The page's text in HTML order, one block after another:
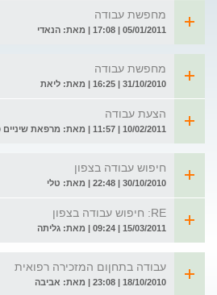
מחפשת עבודה
05/01/2011 | 17:08 | מאת: הנאדי
מחפשת עבודה
31/10/2010 | 16:25 | מאת: ליאת
הצעת עבודה
10/02/2011 | 11:57 | מאת: מרפאת שיניים פרטית בחולון
חיפוש עבודה בצפון
30/10/2010 | 22:48 | מאת: טלי
RE: חיפוש עבודה בצפון
15/03/2011 | 09:24 | מאת: גליתה
עבודה בתחןום המזכירה רפואית
18/10/2010 | 23:08 | מאת: אביבה